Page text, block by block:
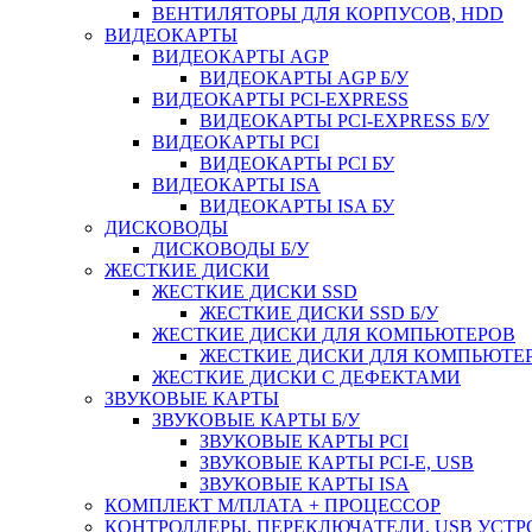
ВЕНТИЛЯТОРЫ ДЛЯ КОРПУСОВ, HDD
ВИДЕОКАРТЫ
ВИДЕОКАРТЫ AGP
ВИДЕОКАРТЫ AGP Б/У
ВИДЕОКАРТЫ PCI-EXPRESS
ВИДЕОКАРТЫ PCI-EXPRESS Б/У
ВИДЕОКАРТЫ PCI
ВИДЕОКАРТЫ PCI БУ
ВИДЕОКАРТЫ ISA
ВИДЕОКАРТЫ ISA БУ
ДИСКОВОДЫ
ДИСКОВОДЫ Б/У
ЖЕСТКИЕ ДИСКИ
ЖЕСТКИЕ ДИСКИ SSD
ЖЕСТКИЕ ДИСКИ SSD Б/У
ЖЕСТКИЕ ДИСКИ ДЛЯ КОМПЬЮТЕРОВ
ЖЕСТКИЕ ДИСКИ ДЛЯ
ЖЕСТКИЕ ДИСКИ С ДЕФЕКТАМИ
ЗВУКОВЫЕ КАРТЫ
ЗВУКОВЫЕ КАРТЫ Б/У
ЗВУКОВЫЕ КАРТЫ PCI
ЗВУКОВЫЕ КАРТЫ PCI-E, USB
ЗВУКОВЫЕ КАРТЫ ISA
КОМПЛЕКТ М/ПЛАТА + ПРОЦЕССОР
КОНТРОЛЛЕРЫ, ПЕРЕКЛЮЧАТЕЛИ, USB